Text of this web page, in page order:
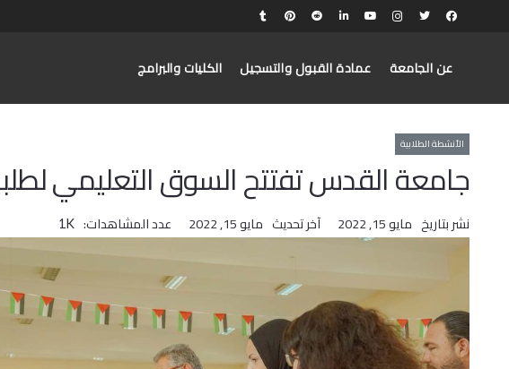
عن الجامعة عمادة القبول والتسجيل الكليات والبرامج
الأنشطة الطلابية
جامعة القدس تفتتح السوق التعليمي
نشر بتاريخ مايو 15, 2022 آخر تحديث مايو 15, 2022 عدد المشاهدات: 1K